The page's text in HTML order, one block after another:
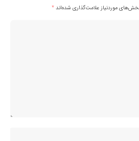
موردنیاز علامت‌گذاری شده‌اند*